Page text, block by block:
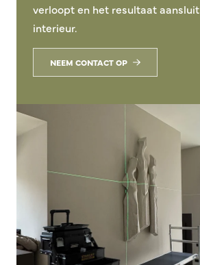
verloopt en het resultaat
interieur.
NEEM CONTACT OP